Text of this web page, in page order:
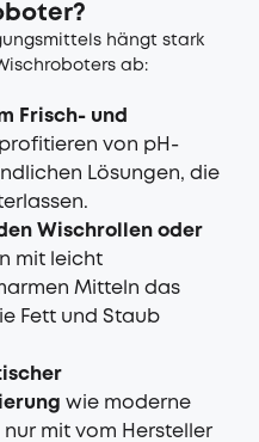
hängt stark
ab:
Frisch- und
profitieren von pH-
Lösungen, die
Wischrollen oder
mit leicht
Mitteln das
Fett und Staub
wie moderne
mit vom Hersteller